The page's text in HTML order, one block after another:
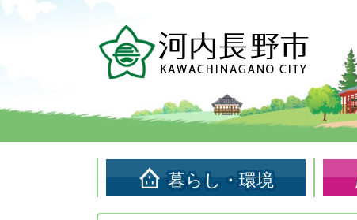
頭
す。
飛
し
暮らし・環境